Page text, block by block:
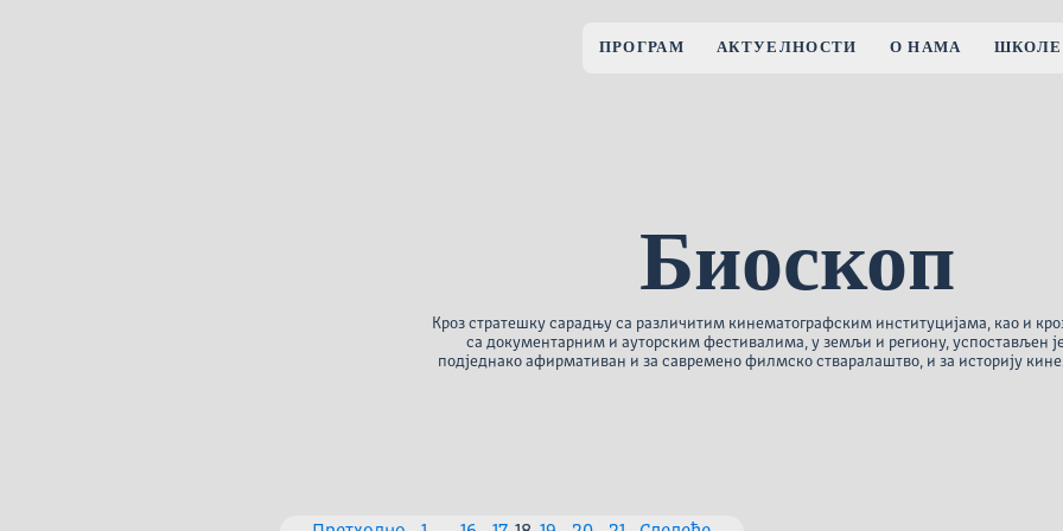
ПРОГРАМ АКТУЕЛНОСТИ О НАМА ШКОЛЕ
Биоскоп
Кроз стратешку сарадњу са различитим кинематографским институцијама, као и
са документарним и ауторским фестивалима, у земљи и региону, успостављен
подједнако афирмативан и за савремено филмско стваралаштво, и за историју